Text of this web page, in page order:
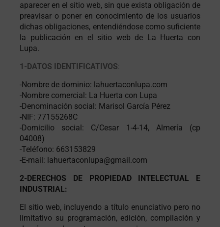
aparecer en el sitio web, sin que exista obligación de
preavisar o poner en conocimiento de los usuarios
dichas obligaciones, entendiéndose como suficiente
la publicación en el sitio web de La Huerta con
Lupa.
1-DATOS IDENTIFICATIVOS:
-Nombre de dominio: lahuertaconlupa.com
-Nombre comercial: La Huerta con Lupa
-Denominación social: Marisol García Pérez
-NIF: 77155268C
-Domicilio social: C/Cesar 1-4-14, Almería (cp
04008)
-Teléfono: 663153829
-E-mail: lahuertaconlupa@gmail.com
2-DERECHOS DE PROPIEDAD INTELECTUAL E
INDUSTRIAL:
El sitio web, incluyendo a título enunciativo pero no
limitativo su programación, edición, compilación y